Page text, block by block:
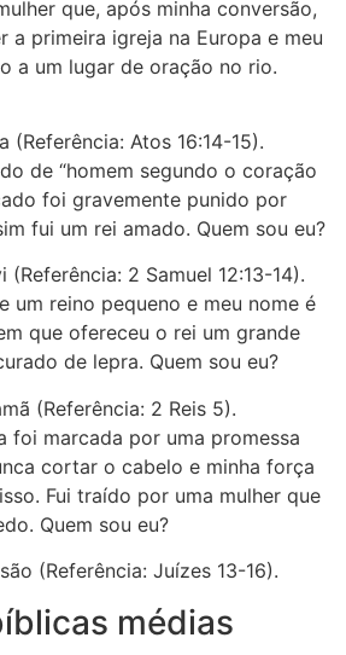
que, após minha conversão,
a primeira igreja na Europa e meu
a um lugar de oração no rio.
(Referência: Atos 16:14-15).
de “homem segundo o coração
foi gravemente punido por
fui um rei amado. Quem sou eu?
(Referência: 2 Samuel 12:13-14).
um reino pequeno e meu nome é
que ofereceu o rei um grande
de lepra. Quem sou eu?
(Referência: 2 Reis 5).
foi marcada por uma promessa
cortar o cabelo e minha força
Fui traído por uma mulher que
Quem sou eu?
(Referência: Juízes 13-16).
médias